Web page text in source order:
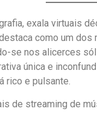
exala virtuais
como um
se nos alicerces
única e
rico e pulsante.
de streaming de